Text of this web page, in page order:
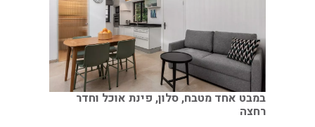
במבט אחד מטבח, סלון, פינת אוכל וחדר
רחצה